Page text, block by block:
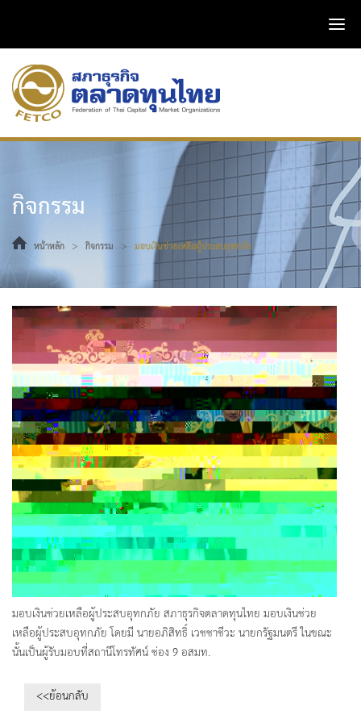
กิจกรรม
หน้าหลัก > กิจกรรม > มอบเงินช่วยเหลือผู้ประสบอุทกภัย
มอบเงินช่วยเหลือผู้ประสบอุทกภัย สภาธุรกิจตลาดทุนไทย มอบเงินช่วย
เหลือผู้ประสบอุทกภัย โดยมี นายอภิสิทธิ์ เวชชาชีวะ นายกรัฐมนตรี ในขณะ
นั้นเป็นผู้รับมอบที่สถานีโทรทัศน์ ช่อง 9 อสมท.
<<ย้อนกลับ